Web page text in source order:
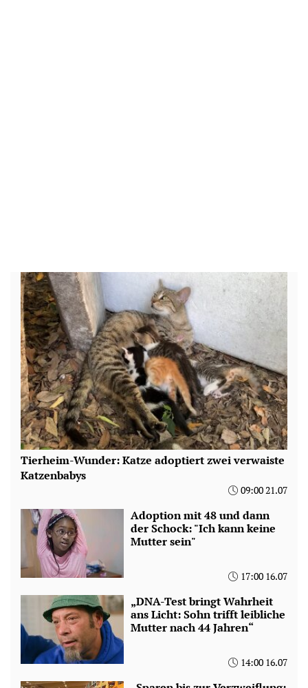
Tierheim-Wunder: Katze adoptiert zwei verwaiste
Katzenbabys
09:00 21.07
Adoption mit 48 und dann
der Schock: "Ich kann keine
Mutter sein"
17:00 16.07
„DNA-Test bringt Wahrheit
ans Licht: Sohn trifft leibliche
Mutter nach 44 Jahren“
14:00 16.07